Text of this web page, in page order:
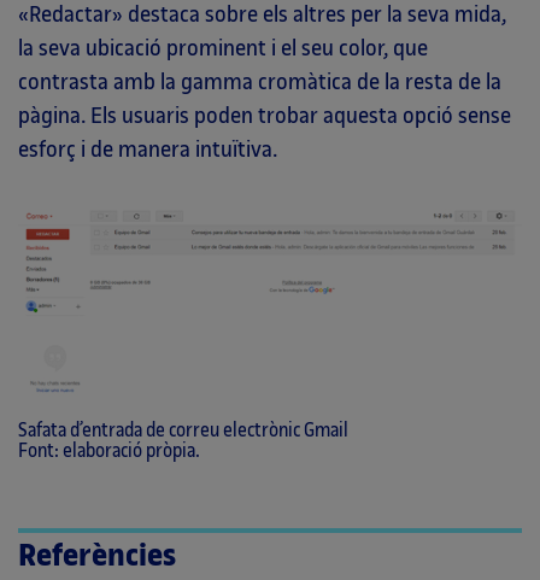
«Redactar» destaca sobre els altres per la seva mida,
la seva ubicació prominent i el seu color, que
contrasta amb la gamma cromàtica de la resta de la
pàgina. Els usuaris poden trobar aquesta opció sense
esforç i de manera intuïtiva.
Safata d’entrada de correu electrònic Gmail
Font: elaboració pròpia.
Referències